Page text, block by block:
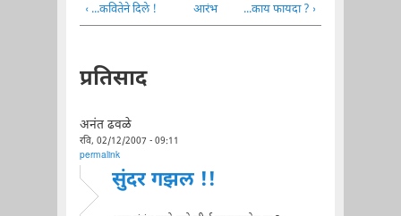
‹ ...कवितेने दिले !
आरंभ ...काय फायदा ? ›
प्रतिसाद
अनंत ढवळे
रवि, 02/12/2007 - 09:11
permalink
सुंदर गझल !!